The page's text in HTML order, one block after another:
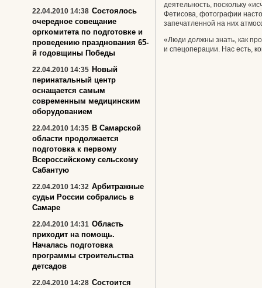
деятельность, поскольку
Фетисова, фотографии
запечатленной на них
«Люди должны знать, как
и спецоперации. Нас есть,
22.04.2010 14:38 Состоялось
очередное совещание
оргкомитета по подготовке и
проведению празднования 65-
й годовщины Победы
22.04.2010 14:35 Новый
перинатальный центр
оснащается самым
современным медицинским
оборудованием
22.04.2010 14:35 В Самарской
области продолжается
подготовка к первому
Всероссийскому сельскому
Сабантую
22.04.2010 14:32 Арбитражные
судьи России собрались в
Самаре
22.04.2010 14:31 Область
приходит на помощь.
Началась подготовка
программы строительства
детсадов
22.04.2010 14:28 Состоится